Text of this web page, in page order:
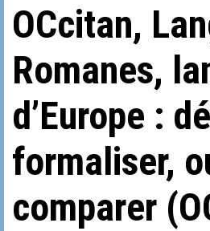
OCcitan,
Romanes,
d’Europe :
formaliser,
comparer